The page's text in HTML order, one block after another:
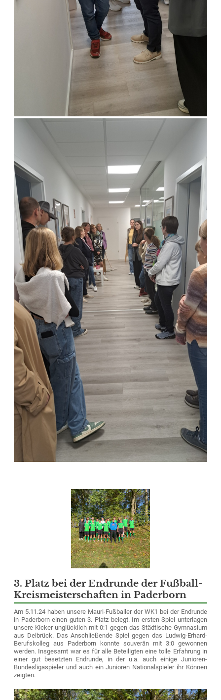
3. Platz bei der Endrunde der Fußball-
Kreismeisterschaften in Paderborn
Am 5.11.24 haben unsere Mauri-Fußballer der WK1 bei der Endrunde
in Paderborn einen guten 3. Platz belegt. Im ersten Spiel unterlagen
unsere Kicker unglücklich mit 0:1 gegen das Städtische Gymnasium
aus Delbrück. Das Anschließende Spiel gegen das Ludwig-Erhard-
Berufskolleg aus Paderborn konnte souverän mit 3:0 gewonnen
werden. Insgesamt war es für alle Beteiligten eine tolle Erfahrung in
einer gut besetzten Endrunde, in der u.a. auch einige Junioren-
Bundesligaspieler und auch ein Junioren Nationalspieler ihr Können
zeigten.